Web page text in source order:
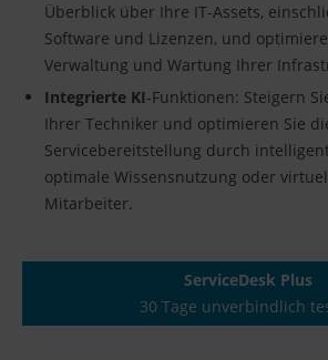
Überblick über Ihre IT-Assets,
Software und Lizenzen, und
Verwaltung und Wartung Ihrer
Integrierte KI-Funktionen: Steigern
Ihrer Techniker und optimieren Sie
Servicebereitstellung durch
optimale Wissensnutzung oder
Mitarbeiter.
ServiceDesk Plus
30 Tage unverbindlich